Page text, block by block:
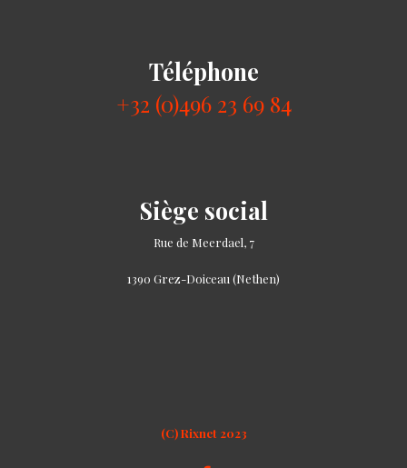
Téléphone
+32 (0)496 23 69 84
Siège social
Rue de Meerdael, 7
1390 Grez-Doiceau (Nethen)
(C) Rixnet 2023